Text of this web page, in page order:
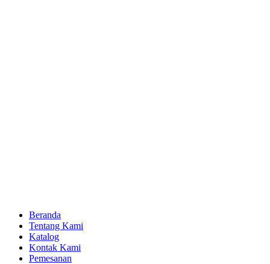
Beranda
Tentang Kami
Katalog
Kontak Kami
Pemesanan